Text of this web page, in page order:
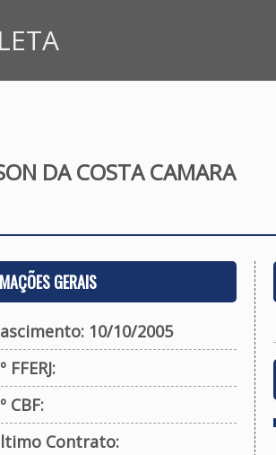
DA COSTA CAMARA
GERAIS
10/10/2005
FFERJ:
CBF:
Contrato: